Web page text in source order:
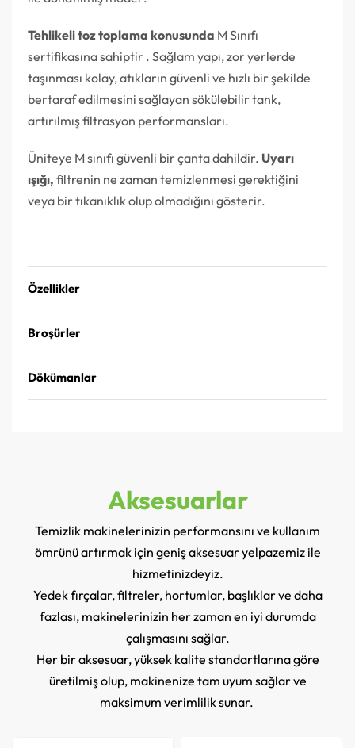
Tehlikeli toz toplama konusunda M Sınıfı
sertifikasına sahiptir . Sağlam yapı, zor yerlerde
taşınması kolay, atıkların güvenli ve hızlı bir şekilde
bertaraf edilmesini sağlayan sökülebilir tank,
artırılmış filtrasyon performansları.
Üniteye M sınıfı güvenli bir çanta dahildir. Uyarı
ışığı, filtrenin ne zaman temizlenmesi gerektiğini
veya bir tıkanıklık olup olmadığını gösterir.
Özellikler
Broşürler
Dökümanlar
Aksesuarlar
Temizlik makinelerinizin performansını ve kullanım
ömrünü artırmak için geniş aksesuar yelpazemiz ile
hizmetinizdeyiz.
Yedek fırçalar, filtreler, hortumlar, başlıklar ve daha
fazlası, makinelerinizin her zaman en iyi durumda
çalışmasını sağlar.
Her bir aksesuar, yüksek kalite standartlarına göre
üretilmiş olup, makinenize tam uyum sağlar ve
maksimum verimlilik sunar.